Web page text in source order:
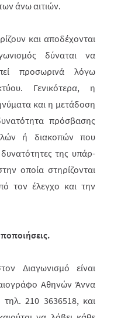
άνω αιτιών.
και αποδέχονται
δύναται να
προσωρινά λόγω
Γενικότερα, η
και η μετά­δο­ση
πρόσβασης
ή διακοπών που
της υπάρ­
οποία στηρίζονται
τον έλεγχο και την
Διαγωνισμό είναι
Αθηνών Άννα
210 3636518, και